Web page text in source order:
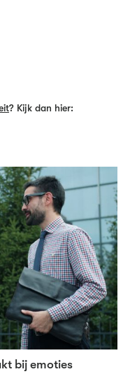
? Kijk dan hier:
bij emoties